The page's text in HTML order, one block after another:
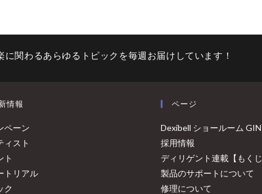
関わるあらゆるトピックを毎週お届けしています！
情報
ペーン
ィスト
ト
トリアル
ク
ページ
Dexibell ショールーム
採用情報
ディリゲント連載【もくじ
製品のサポートについて
修理について